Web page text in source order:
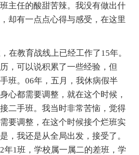
主任的酸甜苦辣。我没有做出什
却有一点点心得与感受，在这里
教育战线上已经工作了15年。
，可以说积累了一些经验，但
班。06年，五月，我休病假半
心都需要调整，就在这个时候，
二手班。我当时非常苦恼，觉得
要调整，在这个时候接个烂班实
，我还是从全局出发，接受了。
年1班，学校属一属二的差班，学